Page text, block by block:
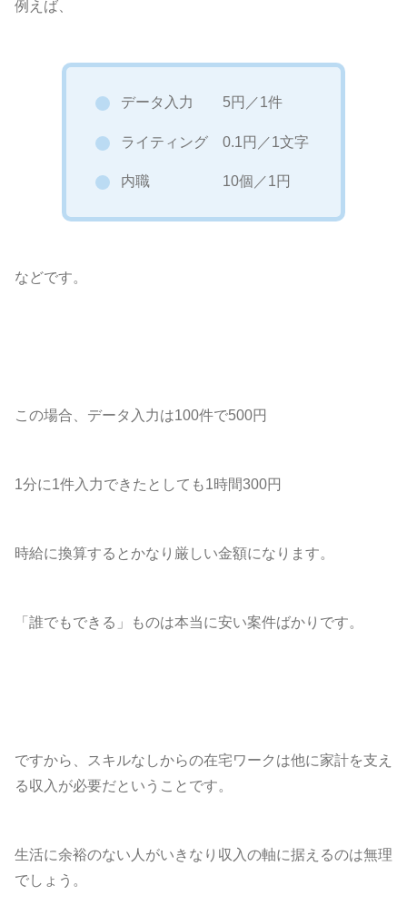
例えば、
データ入力 5円／1件
ライティング 0.1円／1文字
内職 10個／1円
などです。
この場合、 データ入力は100件で500円
1分に1件入力できたとしても1時間300円
時給に換算するとかなり厳しい金額になります。
「誰でもできる」ものは本当に安い案件ばかりです。
ですから、スキルなしからの在宅ワークは他に家計を支え
る収入が必要だということです。
生活に余裕のない人がいきなり収入の軸に据えるのは無理
でしょう。